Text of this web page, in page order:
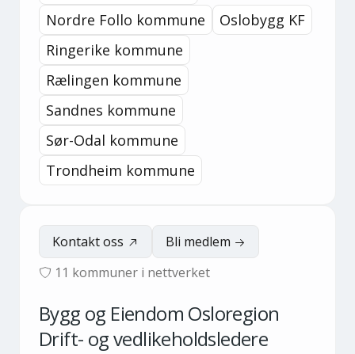
Nordre Follo kommune
Oslobygg KF
Ringerike kommune
Rælingen kommune
Sandnes kommune
Sør-Odal kommune
Trondheim kommune
Kontakt oss
Bli medlem
11 kommuner i nettverket
Bygg og Eiendom Osloregion
Drift- og vedlikeholdsledere